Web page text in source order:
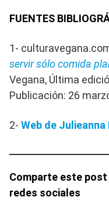
FUENTES
1-
servir sólo comida
Vegana, Última
Publicación: 26
2- Web de Julieanna
Comparte este
redes sociales